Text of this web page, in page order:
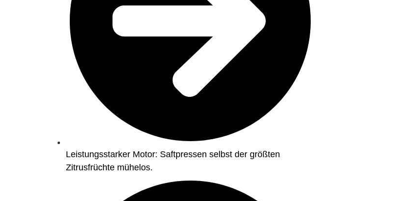
Leistungsstarker Motor: Saftpressen selbst der größten
Zitrusfrüchte mühelos.